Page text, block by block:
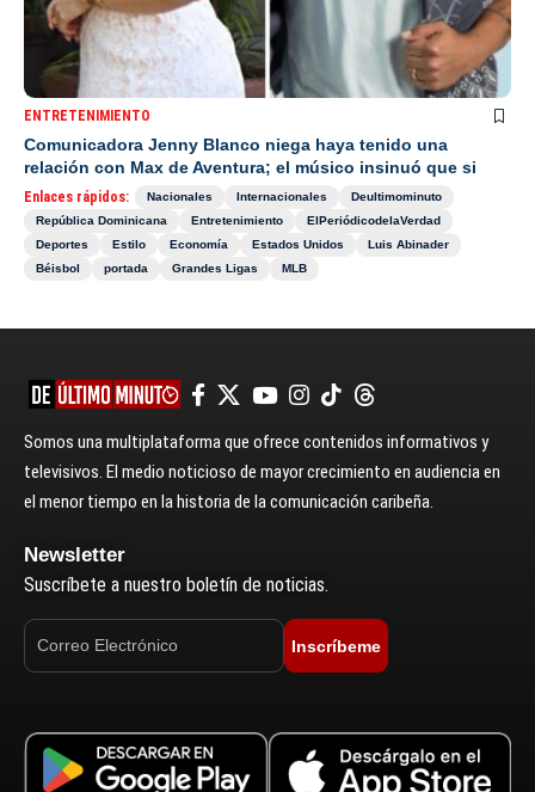
ENTRETENIMIENTO
Comunicadora Jenny Blanco niega haya tenido una
relación con Max de Aventura; el músico insinuó que si
Enlaces rápidos: Nacionales Internacionales
Deultimominuto
República Dominicana
Entretenimiento
ElPeriódicodelaVerdad
Deportes
Estilo Economía Estados Unidos
Luis Abinader
Béisbol
portada Grandes Ligas MLB
Somos una multiplataforma que ofrece contenidos informativos y
televisivos. El medio noticioso de mayor crecimiento en audiencia en
el menor tiempo en la historia de la comunicación caribeña.
Newsletter
Suscríbete a nuestro boletín de noticias.
Inscríbeme